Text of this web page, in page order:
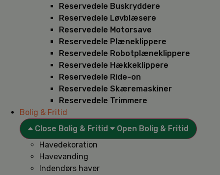
Reservedele Buskryddere
Reservedele Løvblæsere
Reservedele Motorsave
Reservedele Plæneklippere
Reservedele Robotplæneklippere
Reservedele Hækkeklippere
Reservedele Ride-on
Reservedele Skæremaskiner
Reservedele Trimmere
Bolig & Fritid
Close Bolig & Fritid
Open Bolig & Fritid
Havedekoration
Havevanding
Indendørs haver